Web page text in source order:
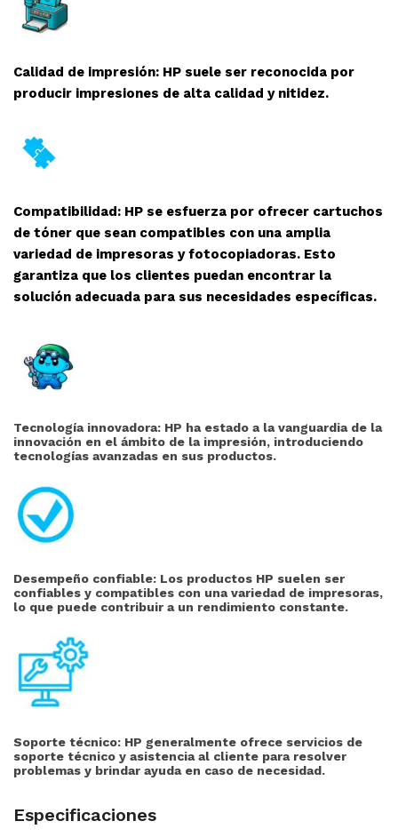
Calidad de impresión: HP suele ser reconocida por
producir impresiones de alta calidad y nitidez.
Compatibilidad: HP se esfuerza por ofrecer cartuchos
de tóner que sean compatibles con una amplia
variedad de impresoras y fotocopiadoras. Esto
garantiza que los clientes puedan encontrar la
solución adecuada para sus necesidades específicas.
Tecnología innovadora: HP ha estado a la vanguardia de la
innovación en el ámbito de la impresión, introduciendo
tecnologías avanzadas en sus productos.
Desempeño confiable: Los productos HP suelen ser
confiables y compatibles con una variedad de impresoras,
lo que puede contribuir a un rendimiento constante.
Soporte técnico: HP generalmente ofrece servicios de
soporte técnico y asistencia al cliente para resolver
problemas y brindar ayuda en caso de necesidad.
Especificaciones